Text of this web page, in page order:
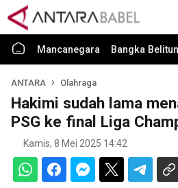
Mancanegara Bangka
ANTARA Olahraga
Hakimi sudah lama
PSG ke final Liga
Kamis, 8 Mei 2025 14:42